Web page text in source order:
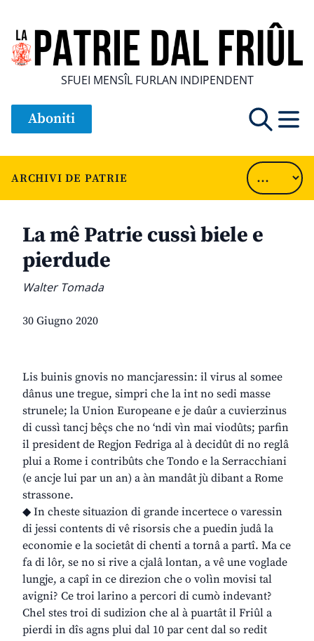
SFUEI MENSÎL FURLAN INDIPENDENT
Aboniti
ARCHIVI DE PATRIE
La mê Patrie cussì biele e
pierdude
Walter Tomada
30 Giugno 2020
Lis buinis gnovis no mancjaressin: il virus al somee
dânus une tregue, simpri che la int no sedi masse
strunele; la Union Europeane e je daûr a cuvierzinus
di cussì tancj bêçs che no ‘ndi vìn mai viodûts; parfin
il president de Regjon Fedriga al à decidût di no reglâ
plui a Rome i contribûts che Tondo e la Serracchiani
(e ancje lui par un an) a àn mandât jù dibant a Rome
strassone.
◆ In cheste situazion di grande incertece o varessin
di jessi contents di vê risorsis che a puedin judâ la
economie e la societât di chenti a tornâ a partî. Ma ce
fa di lôr, se no si rive a cjalâ lontan, a vê une voglade
lungje, a capî in ce direzion che o volìn movisi tal
avigni? Ce troi larino a percori di cumò indevant?
Chel stes troi di sudizion che al à puartât il Friûl a
pierdi in dîs agns plui dal 10 par cent dal so redit